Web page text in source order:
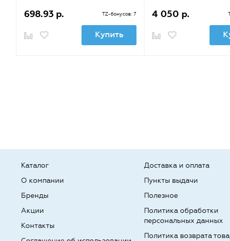
698.93 р. TZ-бонусов: 7
Купить
4 050 р.
Каталог
О компании
Бренды
Доставка и оплата
Пункты выдачи
Полезное
Акции
Контакты
Политика обработки
персональных данных
Политика возврата